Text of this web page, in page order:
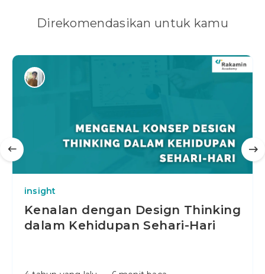
Direkomendasikan untuk kamu
insight
Kenalan dengan Design Thinking
dalam Kehidupan Sehari-Hari